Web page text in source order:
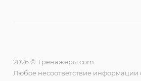
2026 © Тренажеры.com
Любое несоответствие информации